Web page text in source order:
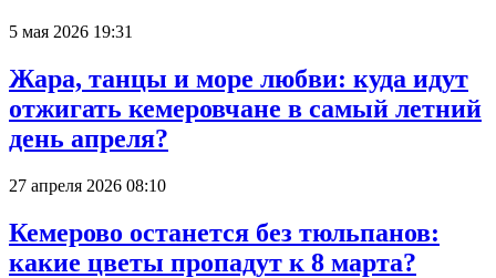
5 мая 2026 19:31
Жара, танцы и море любви: куда идут
отжигать кемеровчане в самый летний
день апреля?
27 апреля 2026 08:10
Кемерово останется без тюльпанов:
какие цветы пропадут к 8 марта?